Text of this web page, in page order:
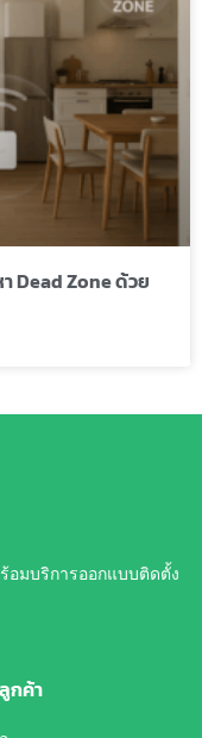
Dead Zone ด้วย
อมบริการออกแบบติดตั้ง
กค้า